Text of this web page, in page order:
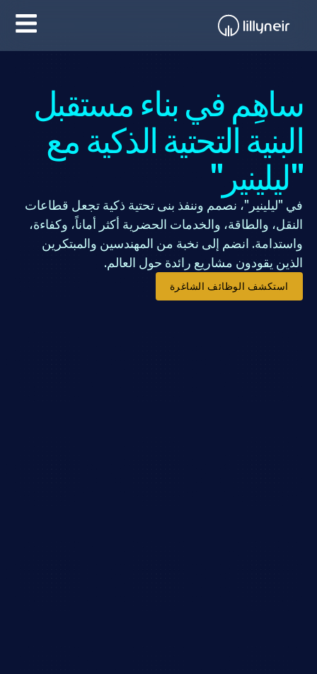
ساهِم في بناء مستقبل
البنية التحتية الذكية مع
"ليلينير"
في "ليلينير"، نصمم وننفذ بنى تحتية ذكية تجعل قطاعات
النقل، والطاقة، والخدمات الحضرية أكثر أماناً، وكفاءة،
واستدامة. انضم إلى نخبة من المهندسين والمبتكرين
الذين يقودون مشاريع رائدة حول العالم.
استكشف الوظائف الشاغرة